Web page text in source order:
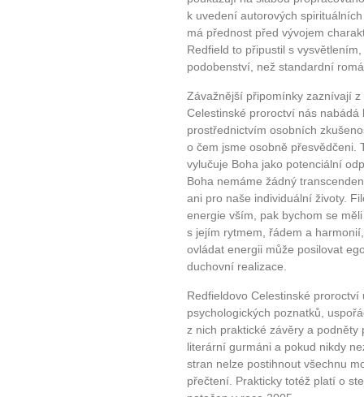
k uvedení autorových
má přednost před vývojem
Redfield to připustil s
podobenství, než standardní
Závažnější připomínky zaznívají
Celestinské proroctví nás
prostřednictvím osobních
o čem jsme osobně přesvědčeni.
vylučuje Boha jako potenciální
Boha nemáme žádný
ani pro naše individuální životy.
energie vším, pak bychom se
s jejím rytmem, řádem a
ovládat energii může posilovat
duchovní realizace.
Redfieldovo Celestinské
psychologických poznatků,
z nich praktické závěry a
literární gurmáni a pokud nikdy
stran nelze postihnout všechnu
přečtení. Prakticky totéž platí o